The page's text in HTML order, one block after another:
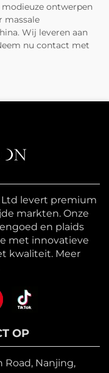
ontwerpen
massale
Wij leveren aan
nu contact met
Ltd levert premium
markten. Onze
en plaids
met innovatieve
kwaliteit. Meer
OP
Road, Nanjing,